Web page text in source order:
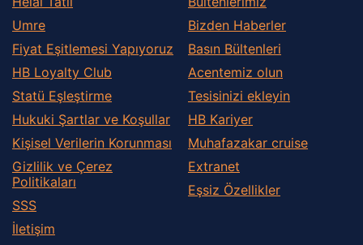
Umre
Fiyat Eşitlemesi Yapıyoruz
HB Loyalty Club
Statü Eşleştirme
Hukuki Şartlar ve Koşullar
Kişisel Verilerin Korunması
Gizlilik ve Çerez
Politikaları
SSS
İletişim
Bizden Haberler
Basın Bültenleri
Acentemiz olun
Tesisinizi ekleyin
HB Kariyer
Muhafazakar сruise
Extranet
Eşsiz Özellikler